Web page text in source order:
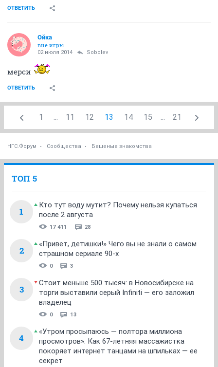
ОТВЕТИТЬ
Ойка
вне игры
02 июля 2014 Sobolev
мерси
ОТВЕТИТЬ
1 ... 11 12 13 14 15 ... 21
НГС.Форум Сообщества Бешеные знакомства
ТОП 5
1
Кто тут воду мутит? Почему нельзя купаться
после 2 августа
17 411 28
2
«Привет, детишки!» Чего вы не знали о самом
страшном сериале 90-х
0 3
3
Стоит меньше 500 тысяч: в Новосибирске на
торги выставили серый Infiniti — его заложил
владелец
0 13
4
«Утром просыпаюсь — полтора миллиона
просмотров». Как 67-летняя массажистка
покоряет интернет танцами на шпильках — ее
секрет